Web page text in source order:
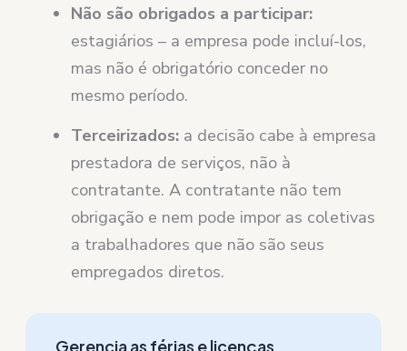
Não são obrigados a participar:
estagiários – a empresa pode incluí-los,
mas não é obrigatório conceder no
mesmo período.
Terceirizados: a decisão cabe à empresa
prestadora de serviços, não à
contratante. A contratante não tem
obrigação e nem pode impor as coletivas
a trabalhadores que não são seus
empregados diretos.
Gerencia as férias e licenças